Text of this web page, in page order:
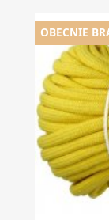
OBECNIE